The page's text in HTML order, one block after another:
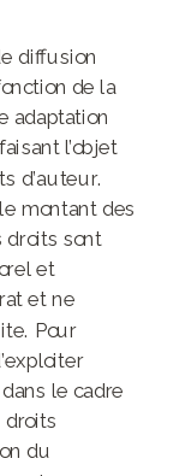
diffusion
de la
adaptation
l’objet
d’auteur.
montant des
droits sont
et
et ne
Pour
le cadre
droits
du